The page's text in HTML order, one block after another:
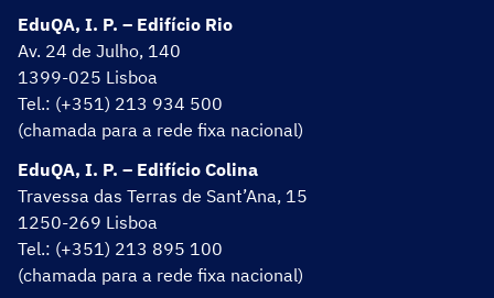
EduQA, I. P. – Edifício Rio
Av. 24 de Julho, 140
1399-025 Lisboa
Tel.: (+351) 213 934 500
(chamada para a rede fixa nacional)
EduQA, I. P. – Edifício Colina
Travessa das Terras de Sant’Ana, 15
1250-269 Lisboa
Tel.: (+351) 213 895 100
(chamada para a rede fixa nacional)